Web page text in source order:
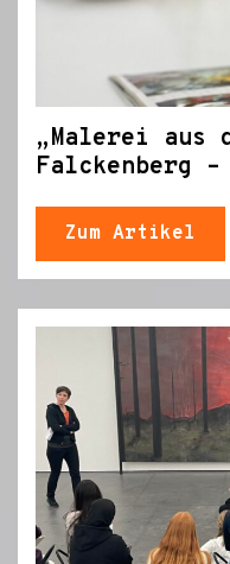
„Malerei aus
Falckenberg –
Zum Artikel